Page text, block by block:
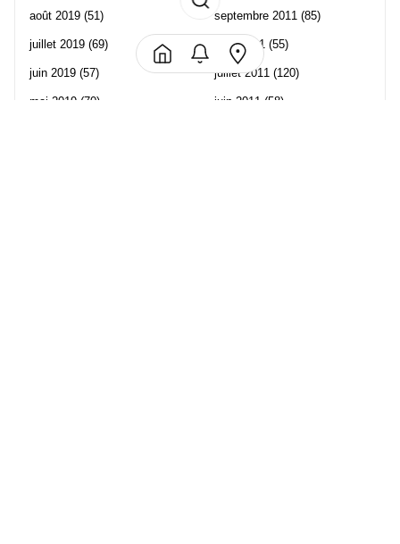
août 2019 (51)
juillet 2019 (69)
juin 2019 (57)
mai 2019 (70)
septembre 2011 (85)
août 2011 (55)
juillet 2011 (120)
juin 2011 (58)